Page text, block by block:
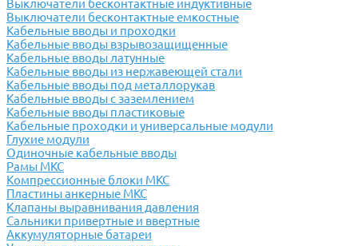
Выключатели бесконтактные индуктивные
Выключатели бесконтактные емкостные
Кабельные вводы и проходки
Кабельные вводы взрывозащищенные
Кабельные вводы латунные
Кабельные вводы из нержавеющей стали
Кабельные вводы под металлорукав
Кабельные вводы с заземлением
Кабельные вводы пластиковые
Кабельные проходки и универсальные модули
Глухие модули
Одиночные кабельные вводы
Рамы МКС
Компрессионные блоки МКС
Пластины анкерные МКС
Клапаны выравнивания давления
Сальники привертные и ввертные
Аккумуляторные батареи